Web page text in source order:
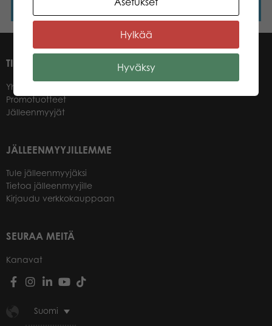
TIETOA MEISTÄ
Yhteystiedot
Promotuotteet
Jälleenmyyjät
JÄLLEENMYYJILLEMME
Tule jälleenmyyjäksi
Tietoa jälleenmyyjille
Kirjaudu verkkokauppaan
SEURAA MEITÄ
Kanavat
Suomi
Hylkää
Hyväksy